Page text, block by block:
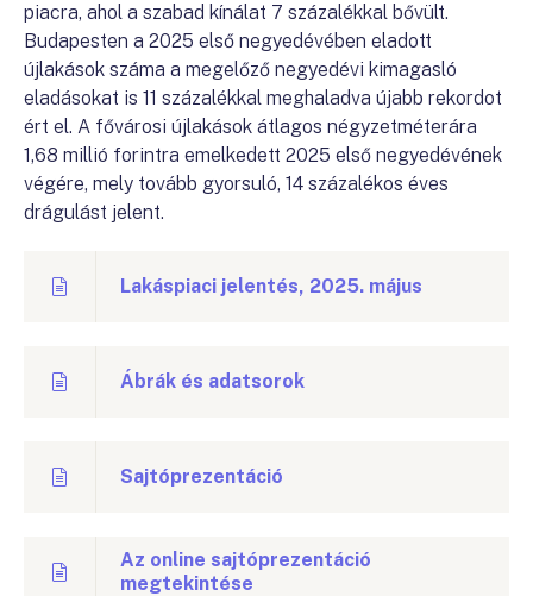
piacra, ahol a szabad kínálat 7 százalékkal bővült.
Budapesten a 2025 első negyedévében eladott
újlakások száma a megelőző negyedévi kimagasló
eladásokat is 11 százalékkal meghaladva újabb rekordot
ért el. A fővárosi újlakások átlagos négyzetméterára
1,68 millió forintra emelkedett 2025 első negyedévének
végére, mely tovább gyorsuló, 14 százalékos éves
drágulást jelent.
Lakáspiaci jelentés, 2025. május
Ábrák és adatsorok
Sajtóprezentáció
Az online sajtóprezentáció
megtekintése